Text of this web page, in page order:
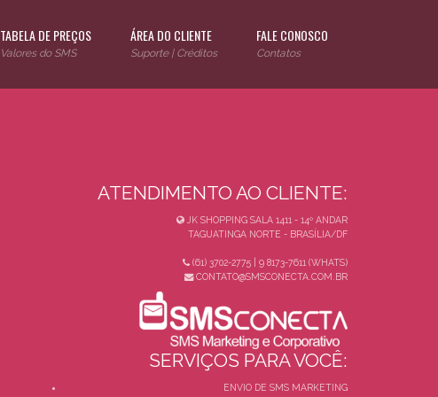
TABELA DE PREÇOS
Valores do SMS
ÁREA DO CLIENTE
Suporte | Créditos
FALE CONOSCO
Contatos
ATENDIMENTO AO CLIENTE:
JK SHOPPING SALA 1411 - 14º ANDAR
TAGUATINGA NORTE - BRASÍLIA/DF
(61) 3702-2775 | 9 8173-7611 (WHATS)
CONTATO@SMSCONECTA.COM.BR
SERVIÇOS PARA VOCÊ:
ENVIO DE SMS MARKETING